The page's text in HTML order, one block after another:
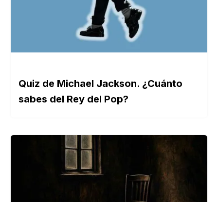
Quiz de Michael Jackson. ¿Cuánto
sabes del Rey del Pop?